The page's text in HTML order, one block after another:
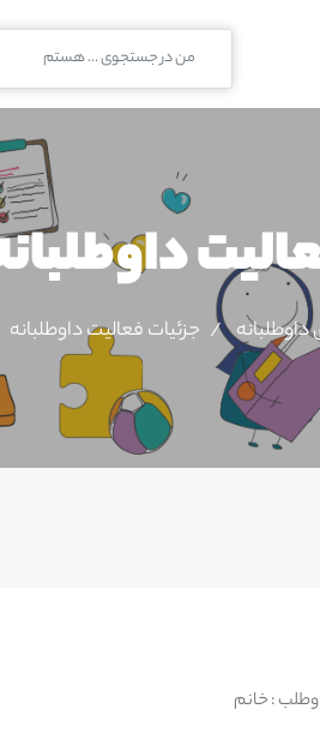
جزئیات فعالیت‌ داوطلبانه
: خانم